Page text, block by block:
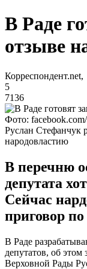
В Раде
отзыве
5
7136
Фото:
Руслан Стефанчук
народовластию
В перечню
депутата
Сейчас
приговор по
В Раде
депутатов, об этом
Верховной Рады